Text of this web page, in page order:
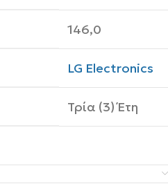
146,0
LG Electronics
Τρία (3) Έτη